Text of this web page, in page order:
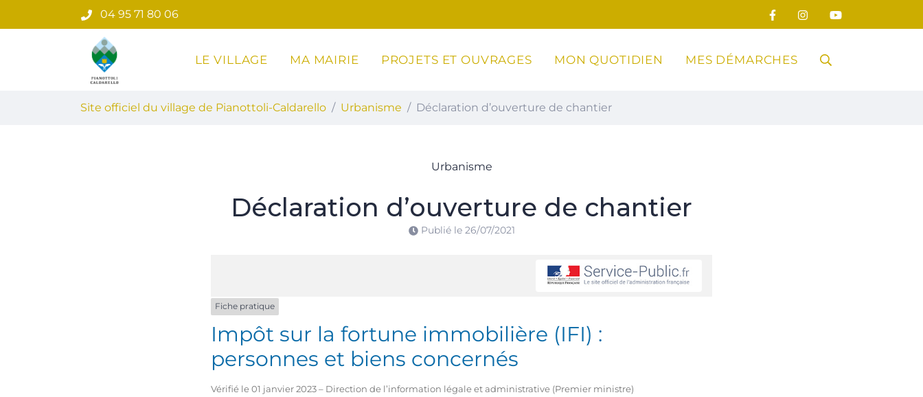
au
04 95 71 80 06
Site officiel du village de Pianottoli-Caldarello
LE VILLAGE MA MAIRIE PROJETS ET OUVRAGES MON QUOTIDIEN MES DÉMARCHES RECHERCHE
Site officiel du village de Pianottoli-Caldarello Urbanisme Déclaration d’ouverture de chantier
Urbanisme
Déclaration d’ouverture de chantier
Publié le 26/07/2021
Fiche pratique
Impôt sur la fortune immobilière (IFI) :
personnes et biens concernés
Vérifié le 01 janvier 2023 – Direction de l’information légale et administrative (Premier ministre)